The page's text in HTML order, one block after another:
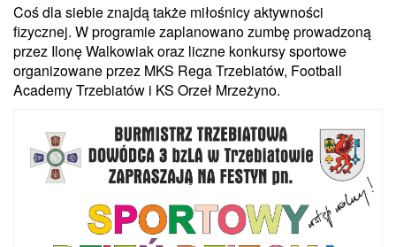
Coś dla siebie znajdą także miłośnicy aktywności
fizycznej. W programie zaplanowano zumbę prowadzoną
przez Ilonę Walkowiak oraz liczne konkursy sportowe
organizowane przez MKS Rega Trzebiatów, Football
Academy Trzebiatów i KS Orzeł Mrzeżyno.